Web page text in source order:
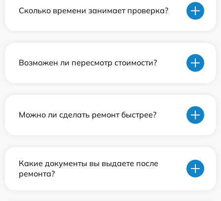
Сколько времени занимает проверка?
Возможен ли пересмотр стоимости?
Можно ли сделать ремонт быстрее?
Какие документы вы выдаете после
ремонта?